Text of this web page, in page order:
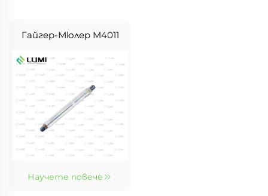
Гайгер-Мюлер M4011
Научете повече